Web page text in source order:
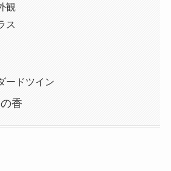
観
ス
ードツイン
香